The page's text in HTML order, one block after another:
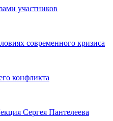
участников
современного кризиса
конфликта
Сергея Пантелеева